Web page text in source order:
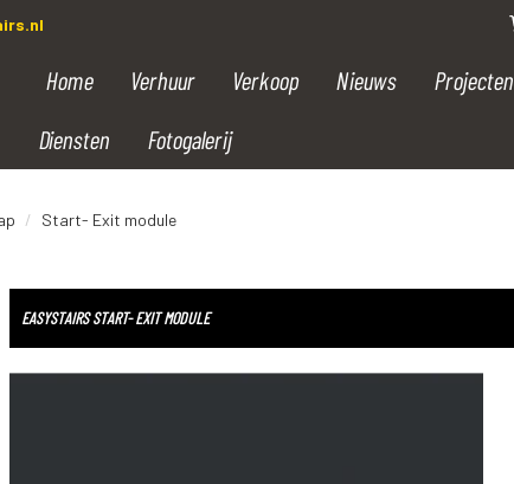
Home Verhuur Verkoop Nieuws Projecten
Diensten Fotogalerij
Start- Exit module
EASYSTAIRS START- EXIT MODULE